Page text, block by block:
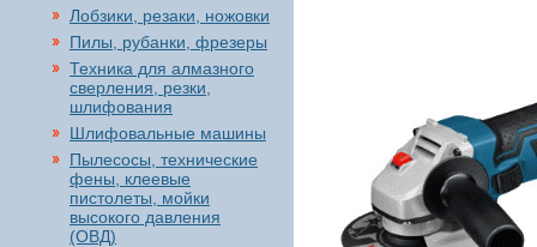
Лобзики, резаки, ножовки
Пилы, рубанки, фрезеры
Техника для алмазного
сверления, резки,
шлифования
Шлифовальные машины
Пылесосы, технические
фены, клеевые
пистолеты, мойки
высокого давления
(ОВД)